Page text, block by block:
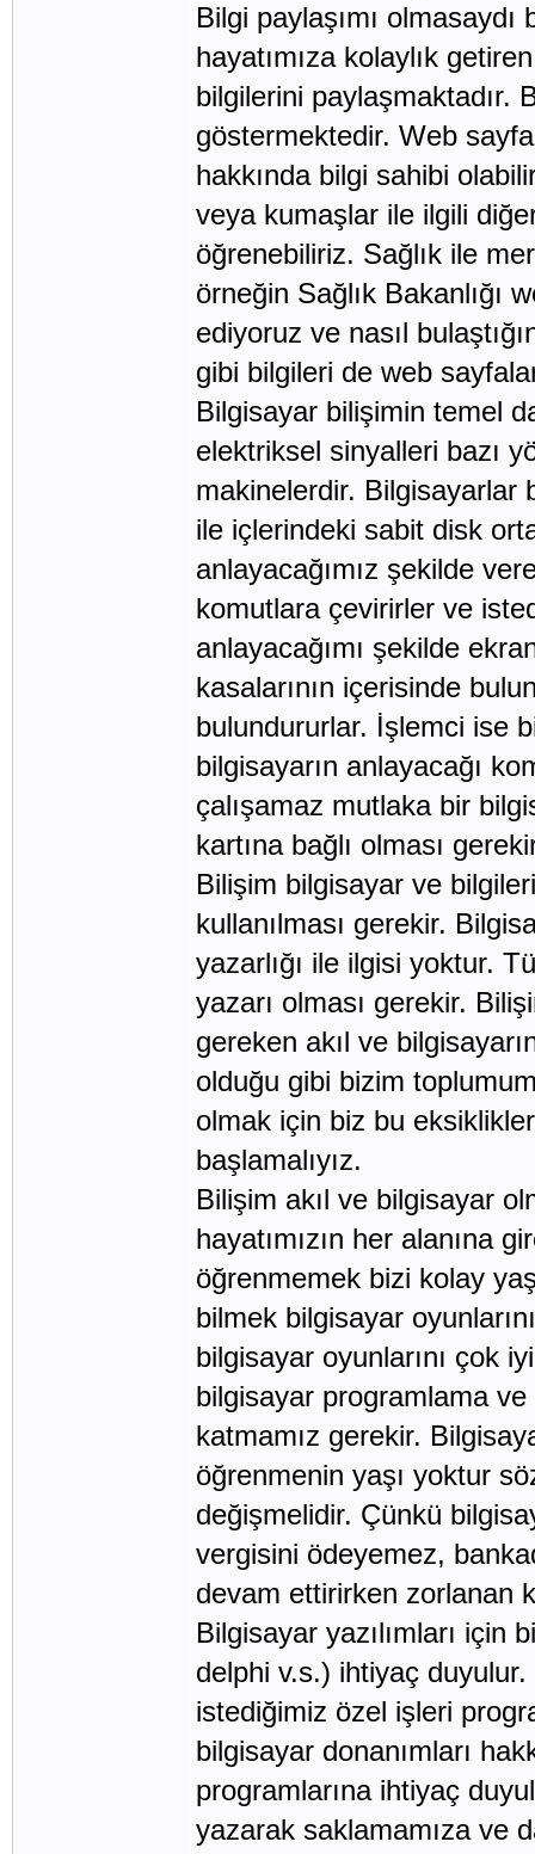
Bilgi paylaşımı
hayatımıza kolaylık
bilgilerini paylaşmaktadır.
göstermektedir. Web
hakkında bilgi sahibi
veya kumaşlar ile ilgili
öğrenebiliriz. Sağlık ile
örneğin Sağlık Bakanlığı
ediyoruz ve nasıl
gibi bilgileri de web
Bilgisayar bilişimin temel
elektriksel sinyalleri bazı
makinelerdir. Bilgisayarlar
ile içlerindeki sabit disk
anlayacağımız şekilde
komutlara çevirirler ve
anlayacağımı şekilde
kasalarının içerisinde
bulundururlar. İşlemci ise
bilgisayarın anlayacağı
çalışamaz mutlaka bir
kartına bağlı olması
Bilişim bilgisayar ve
kullanılması gerekir.
yazarlığı ile ilgisi yoktur.
yazarı olması gerekir.
gereken akıl ve
olduğu gibi bizim
olmak için biz bu
başlamalıyız.
Bilişim akıl ve bilgisayar
hayatımızın her alanına
öğrenmemek bizi kolay
bilmek bilgisayar
bilgisayar oyunlarını çok
bilgisayar programlama ve
katmamız gerekir.
öğrenmenin yaşı yoktur
değişmelidir. Çünkü
vergisini ödeyemez,
devam ettirirken zorlanan
Bilgisayar yazılımları için
delphi v.s.) ihtiyaç duyulur.
istediğimiz özel işleri
bilgisayar donanımları
programlarına ihtiyaç
yazarak saklamamıza ve